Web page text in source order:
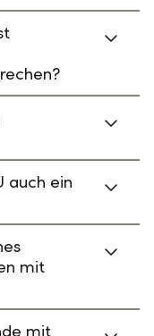
auch ein
mit
mit